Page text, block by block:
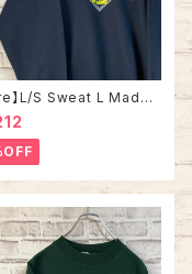
】L/S Sweat L Made i
ロモ
スウェット トレーナー
vintage ヴィンテージ
カ USA 古着